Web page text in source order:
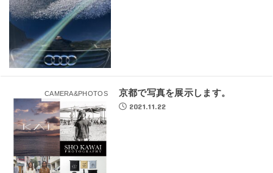
CAMERA&PHOTOS 京都で写真を展示します。
2021.11.22